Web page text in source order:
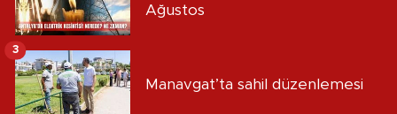
Ağustos
Manavgat’ta sahil düzenlemesi
3